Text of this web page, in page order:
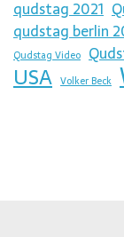
qudstag 2021
qudstag berlin
Qudstag Video
USA Volker Beck